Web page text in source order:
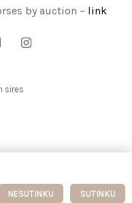
by auction – link
sires
NESUTINKU SUTINKU